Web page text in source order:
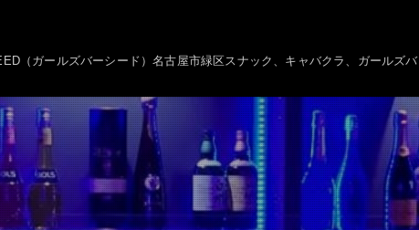
（ガールズバーシード）名古屋市緑区スナック、キャバクラ、ガールズバ